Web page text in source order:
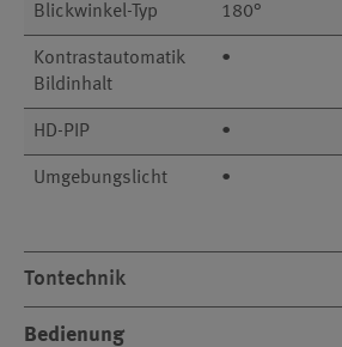
Blickwinkel-Typ 180°
Kontrastautomatik
Bildinhalt
•
HD-PIP •
Umgebungslicht •
Tontechnik
Bedienung